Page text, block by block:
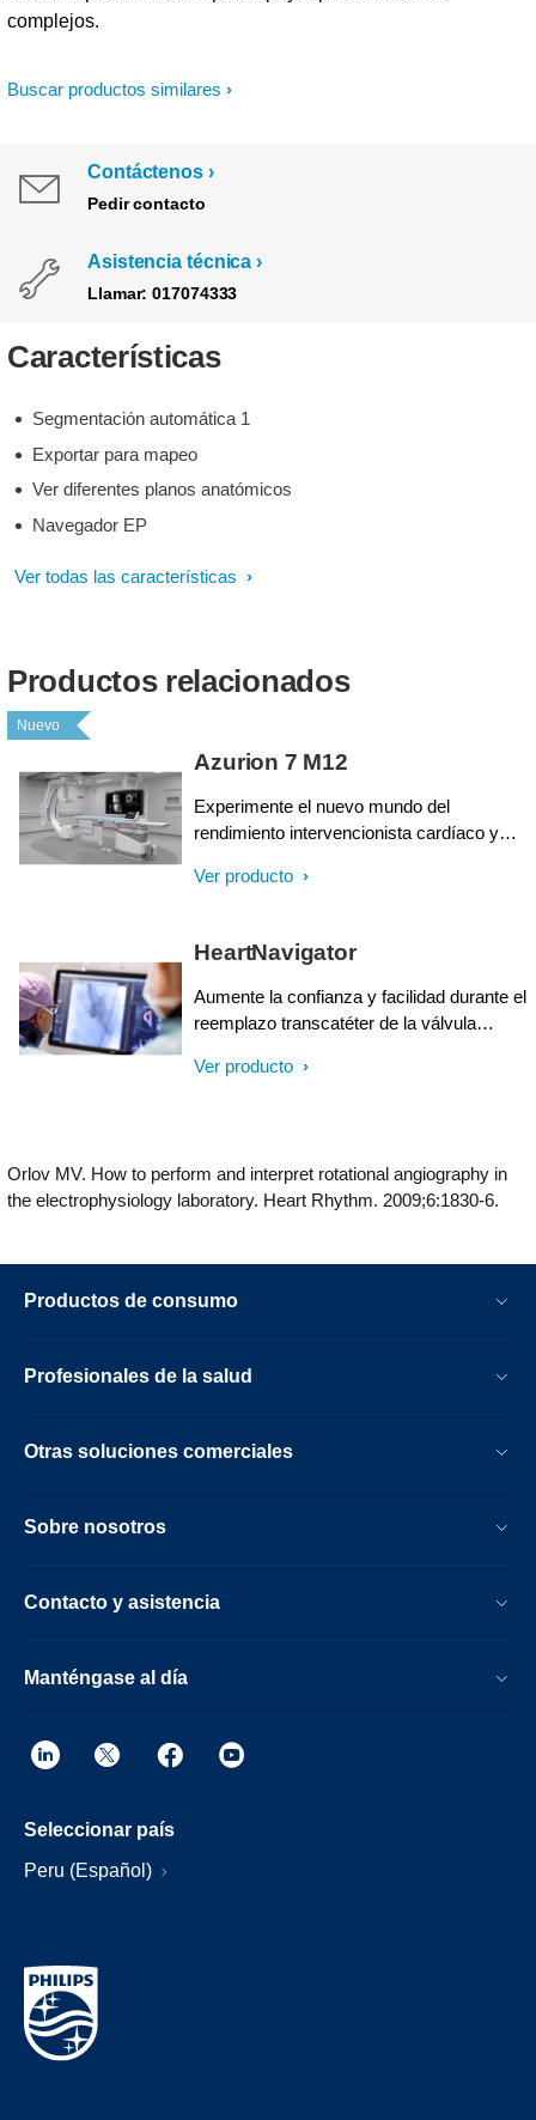
Buscar productos similares
complejos.
Contáctenos
Pedir contacto
Asistencia técnica
Llamar: 017074333
Características
Segmentación automática 1
Exportar para mapeo
Ver diferentes planos anatómicos
Navegador EP
Ver todas las características
Productos relacionados
Nuevo
Azurion 7 M12
Experimente el nuevo mundo del
rendimiento intervencionista cardíaco y
cuenta con un detector plano de 12''. Esta
una excelente atención al paciente y
aumentar su eficiencia operativa al
combinarse con la innovación del flujo de
Ver producto
HeartNavigator
Aumente la confianza y facilidad durante el
reemplazo transcatéter de la válvula
SHD complejos. La de usuario inmersiva
proyección. Durante los procedimientos,
se proporciona una guía de imágenes en
transcatéter.
Ver producto
Orlov MV. How to perform and interpret rotational angiography in
the electrophysiology laboratory. Heart Rhythm. 2009;6:1830-6.
Productos de consumo
Profesionales de la salud
Otras soluciones comerciales
Sobre nosotros
Contacto y asistencia
Manténgase al día
Seleccionar país
Peru (Español)